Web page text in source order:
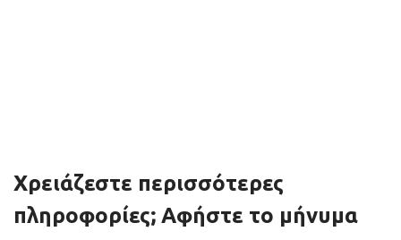
Χρειάζεστε περισσότερες
πληροφορίες; Αφήστε το μήνυμα